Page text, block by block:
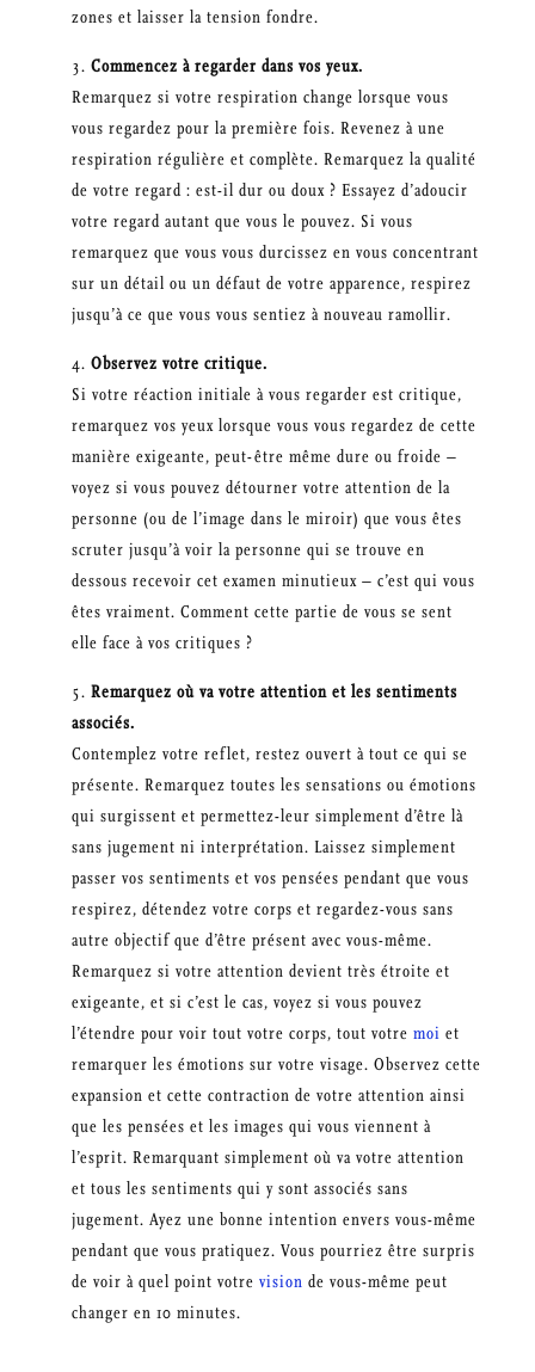
zones et laisser la tension fondre.
Commencez à regarder dans vos yeux.
Remarquez si votre respiration change lorsque vous
vous regardez pour la première fois. Revenez à une
respiration régulière et complète. Remarquez la qualité
de votre regard : est-il dur ou doux ? Essayez d’adoucir
votre regard autant que vous le pouvez. Si vous
remarquez que vous vous durcissez en vous concentrant
sur un détail ou un défaut de votre apparence, respirez
jusqu’à ce que vous vous sentiez à nouveau ramollir.
Observez votre critique.
Si votre réaction initiale à vous regarder est critique,
remarquez vos yeux lorsque vous vous regardez de cette
manière exigeante, peut-être même dure ou froide –
voyez si vous pouvez détourner votre attention de la
personne (ou de l’image dans le miroir) que vous êtes
scruter jusqu’à voir la personne qui se trouve en
dessous recevoir cet examen minutieux – c’est qui vous
êtes vraiment. Comment cette partie de vous se sent
elle face à vos critiques ?
Remarquez où va votre attention et les sentiments
associés.
Contemplez votre reflet, restez ouvert à tout ce qui se
présente. Remarquez toutes les sensations ou émotions
qui surgissent et permettez-leur simplement d’être là
sans jugement ni interprétation. Laissez simplement
passer vos sentiments et vos pensées pendant que vous
respirez, détendez votre corps et regardez-vous sans
autre objectif que d’être présent avec vous-même.
Remarquez si votre attention devient très étroite et
exigeante, et si c’est le cas, voyez si vous pouvez
l’étendre pour voir tout votre corps, tout votre moi et
remarquer les émotions sur votre visage. Observez cette
expansion et cette contraction de votre attention ainsi
que les pensées et les images qui vous viennent à
l’esprit. Remarquant simplement où va votre attention
et tous les sentiments qui y sont associés sans
jugement. Ayez une bonne intention envers vous-même
pendant que vous pratiquez. Vous pourriez être surpris
de voir à quel point votre vision de vous-même peut
changer en 10 minutes.